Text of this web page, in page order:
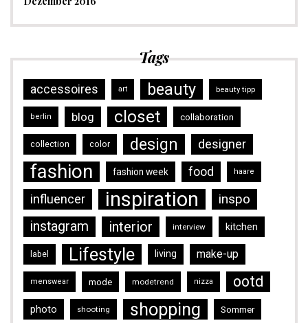
Tags
accessoires art beauty beauty tipp
berlin blog closet collaboration
collection color design designer
fashion fashion week food haare
influencer inspiration
inspo
instagram
interior interview kitchen
label Lifestyle living make-up
menswear mode modetrend nizza ootd
photo shooting shopping Sommer